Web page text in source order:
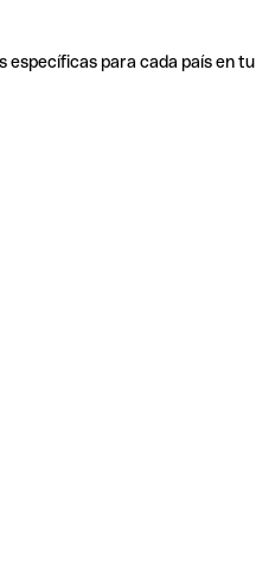
específicas para cada país en tu